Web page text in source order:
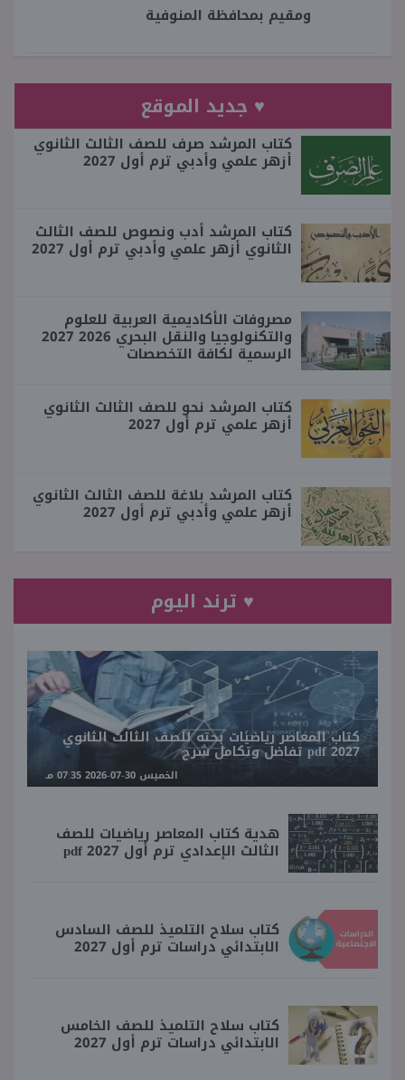
ومقيم بمحافظة المنوفية
♥ جديد الموقع
كتاب المرشد صرف للصف الثالث الثانوي
أزهر علمي وأدبي ترم أول 2027
كتاب المرشد أدب ونصوص للصف الثالث
الثانوي أزهر علمي وأدبي ترم أول 2027
مصروفات الأكاديمية العربية للعلوم
والتكنولوجيا والنقل البحري 2026 2027
الرسمية لكافة التخصصات
كتاب المرشد نحو للصف الثالث الثانوي
أزهر علمي ترم أول 2027
كتاب المرشد بلاغة للصف الثالث الثانوي
أزهر علمي وأدبي ترم أول 2027
♥ ترند اليوم
كتاب المعاصر رياضيات بحته للصف الثالث الثانوي
2027 pdf تفاضل وتكامل شرح
الخميس 30-07-2026 07:35 مـ
هدية كتاب المعاصر رياضيات للصف
الثالث الإعدادي ترم أول 2027 pdf
كتاب سلاح التلميذ للصف السادس
الابتدائي دراسات ترم أول 2027
كتاب سلاح التلميذ للصف الخامس
الابتدائي دراسات ترم أول 2027